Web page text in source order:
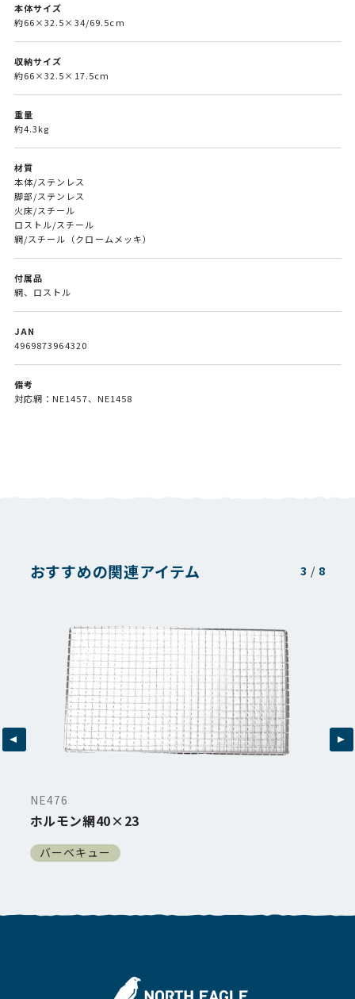
本体サイズ
約66×32.5×34/69.5cm
収納サイズ
約66×32.5×17.5cm
重量
約4.3kg
材質
本体/ステンレス
脚部/ステンレス
火床/スチール
ロストル/スチール
網/スチール（クロームメッキ）
付属品
網、ロストル
JAN
4969873964320
備考
対応網：NE1457、NE1458
おすすめの関連アイテム 3 / 8
NE476
ホルモン網40×23
バーベキュー